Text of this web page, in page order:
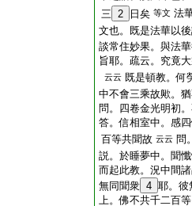
三 2 日矣 等文 法
文也。既是法華以
談常住妙果。與法
旨耶。疏云。究竟
云云 既是頓教。何
中不會三乘故歟。
問。四卷金光明初
答。信相室中。感
百等共聞故 云云 問
説。於睡夢中。聞
而起此教。況中間
無同聞衆 4 耶。彼
上。佛不共千二百